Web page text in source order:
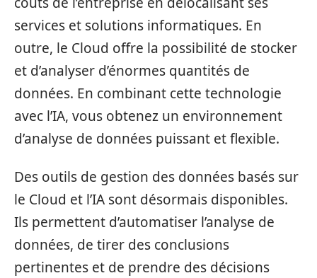
services et solutions informatiques. En
outre, le Cloud offre la possibilité de stocker
et d’analyser d’énormes quantités de
données. En combinant cette technologie
avec l’IA, vous obtenez un environnement
d’analyse de données puissant et flexible.
Des outils de gestion des données basés sur
le Cloud et l’IA sont désormais disponibles.
Ils permettent d’automatiser l’analyse de
données, de tirer des conclusions
pertinentes et de prendre des décisions